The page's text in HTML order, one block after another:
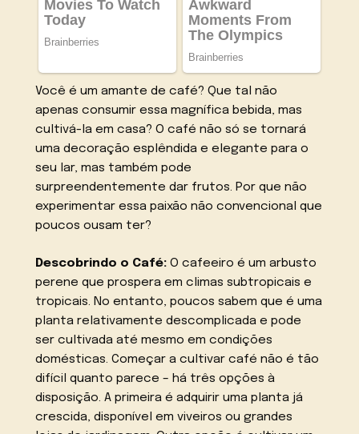
Você é um amante de café? Que tal não
apenas consumir essa magnífica bebida, mas
cultivá-la em casa? O café não só se tornará
uma decoração esplêndida e elegante para o
seu lar, mas também pode
surpreendentemente dar frutos. Por que não
experimentar essa paixão não convencional que
poucos ousam ter?
Descobrindo o Café: O cafeeiro é um arbusto
perene que prospera em climas subtropicais e
tropicais. No entanto, poucos sabem que é uma
planta relativamente descomplicada e pode
ser cultivada até mesmo em condições
domésticas. Começar a cultivar café não é tão
difícil quanto parece – há três opções à
disposição. A primeira é adquirir uma planta já
crescida, disponível em viveiros ou grandes